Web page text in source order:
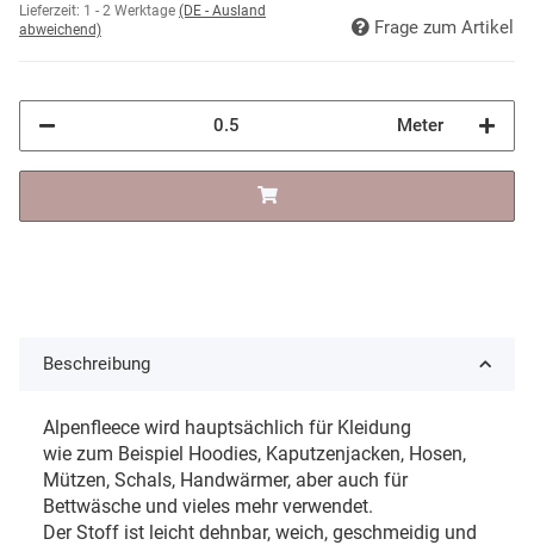
Lieferzeit: 1 - 2 Werktage (DE - Ausland
abweichend)
Frage zum Artikel
Meter
Beschreibung
Alpenfleece wird hauptsächlich für Kleidung
wie zum Beispiel Hoodies, Kaputzenjacken, Hosen,
Mützen, Schals, Handwärmer, aber auch für
Bettwäsche und vieles mehr verwendet.
Der Stoff ist leicht dehnbar, weich, geschmeidig und